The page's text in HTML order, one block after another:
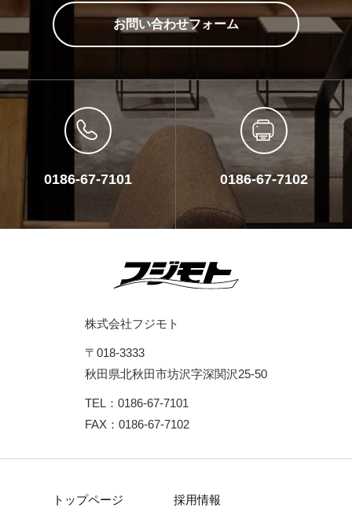
お問い合わせフォーム
0186-67-7101 0186-67-7102
株式会社フジモト
〒018-3333
秋田県北秋田市坊沢字深関沢25-50
TEL：0186-67-7101
FAX：0186-67-7102
トップページ 採用情報